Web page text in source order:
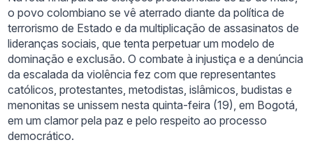
o povo colombiano se vê aterrado diante da política de
terrorismo de Estado e da multiplicação de assasinatos de
lideranças sociais, que tenta perpetuar um modelo de
dominação e exclusão. O combate à injustiça e a denúncia
da escalada da violência fez com que representantes
católicos, protestantes, metodistas, islâmicos, budistas e
menonitas se unissem nesta quinta-feira (19), em Bogotá,
em um clamor pela paz e pelo respeito ao processo
democrático.